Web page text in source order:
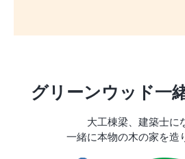
グリーンウッド一
大工棟梁、建築士に
一緒に本物の木の家を造